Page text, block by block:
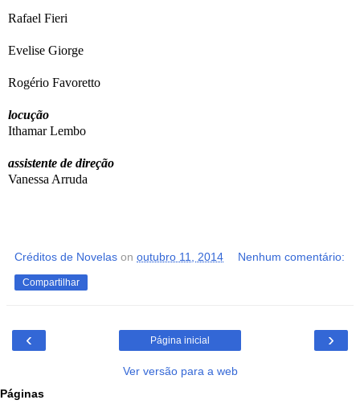
Rafael Fieri
Evelise Giorge
Rogério Favoretto
locução
Ithamar Lembo
assistente de direção
Vanessa Arruda
Créditos de Novelas on outubro 11, 2014 Nenhum comentário:
Compartilhar
‹ ›
Página inicial
Ver versão para a web
Páginas